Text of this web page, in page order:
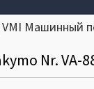
Машинный
Nr. VA-